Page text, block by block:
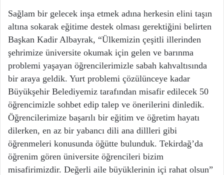
Sağlam bir gelecek inşa etmek adına herkesin elini taşın
altına sokarak eğitime destek olması gerektiğini belirten
Başkan Kadir Albayrak, “Ülkemizin çeşitli illerinden
şehrimize üniversite okumak için gelen ve barınma
problemi yaşayan öğrencilerimizle sabah kahvaltısında
bir araya geldik. Yurt problemi çözülünceye kadar
Büyükşehir Belediyemiz tarafından misafir edilecek 50
öğrencimizle sohbet edip talep ve önerilerini dinledik.
Öğrencilerimize başarılı bir eğitim ve öğretim hayatı
dilerken, en az bir yabancı dili ana dillleri gibi
öğrenmeleri konusunda öğütte bulunduk. Tekirdağ’da
öğrenim gören üniversite öğrencileri bizim
misafirimizdir. Değerli aile büyüklerinin içi rahat olsun”